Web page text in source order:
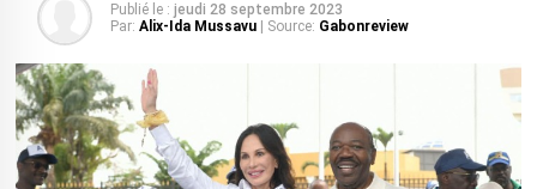
Publié le : jeudi 28 septembre 2023
Par: Alix-Ida Mussavu | Source: Gabonreview